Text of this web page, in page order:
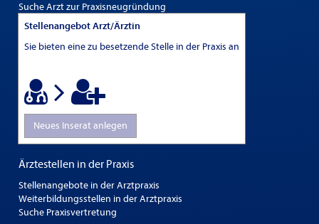
Suche Arzt zur Praxisneugründung
Stellenangebot Arzt/Ärztin
Sie bieten eine zu besetzende Stelle in der Praxis an
Neues Inserat anlegen
Ärztestellen in der Praxis
Stellenangebote in der Arztpraxis
Weiterbildungsstellen in der Arztpraxis
Suche Praxisvertretung